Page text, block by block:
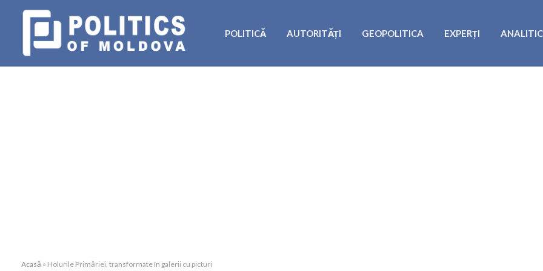
POLITICĂ AUTORITĂȚI GEOPOLITICA EXPERȚI
Acasă » Holurile Primăriei, transformate în galerii cu picturi